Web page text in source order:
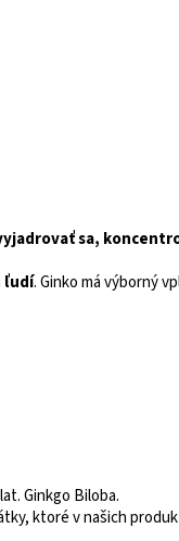
sa,
ľudí. Ginko má výborný
Ginkgo Biloba.
ktoré v našich